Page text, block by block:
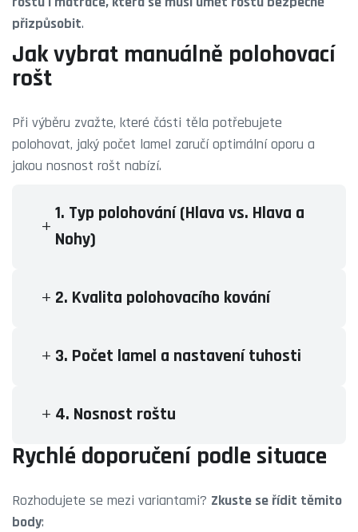
přizpůsobit.
Jak vybrat manuálně polohovací
rošt
Při výběru zvažte, které části těla potřebujete
polohovat, jaký počet lamel zaručí optimální oporu a
jakou nosnost rošt nabízí.
1. Typ polohování (Hlava vs. Hlava a
Nohy)
2. Kvalita polohovacího kování
3. Počet lamel a nastavení tuhosti
4. Nosnost roštu
Rychlé doporučení podle situace
Rozhodujete se mezi variantami? Zkuste se řídit těmito
body: